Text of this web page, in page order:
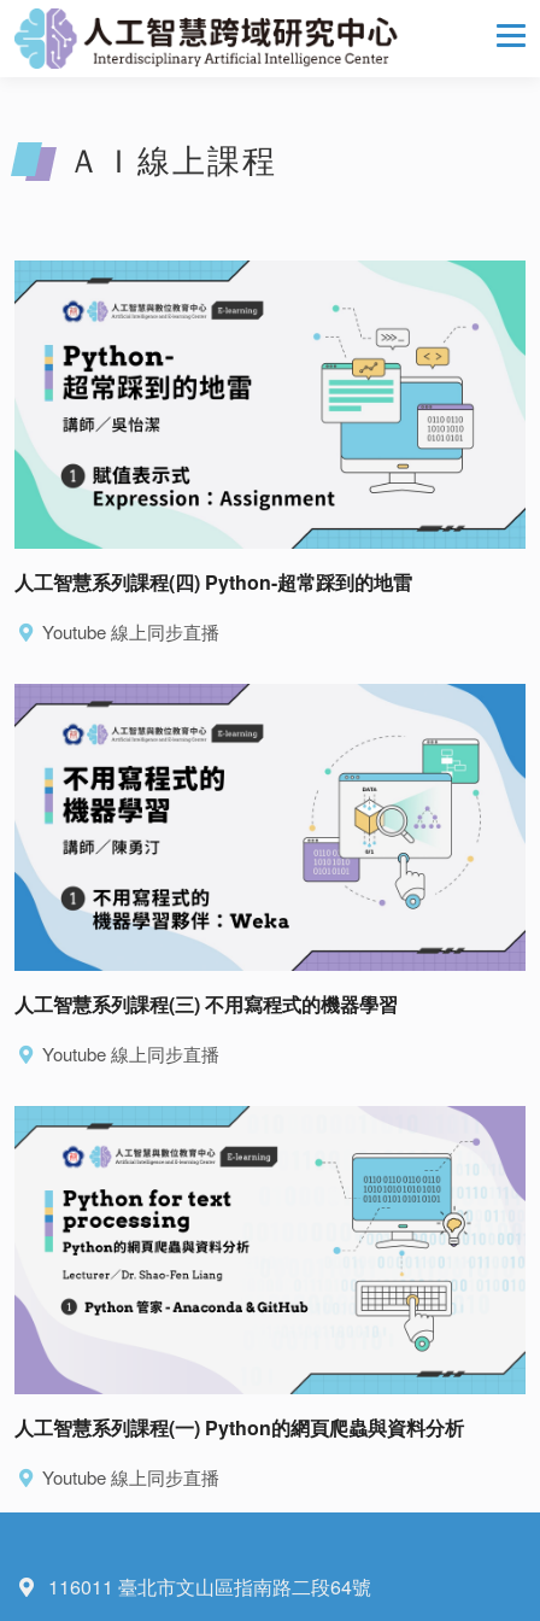
ＡＩ線上課程
人工智慧系列課程(四) Python-超常踩到的地雷
Youtube 線上同步直播
人工智慧系列課程(三) 不用寫程式的機器學習
Youtube 線上同步直播
人工智慧系列課程(一) Python的網頁爬蟲與資料分析
Youtube 線上同步直播
116011 臺北市文山區指南路二段64號